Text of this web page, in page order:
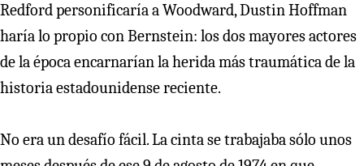
Redford personificaría a Woodward, Dustin Hoffman
haría lo propio con Bernstein: los dos mayores actores
de la época encarnarían la herida más traumática de la
historia estadounidense reciente.
No era un desafío fácil. La cinta se trabajaba sólo unos